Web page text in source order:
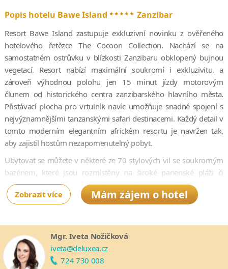
Popis hotelu Bawe Island ***** Zanzibar
Resort Bawe Island zastupuje exkluzivní novinku z ověřeného
hotelového řetězce The Cocoon Collection. Nachází se na
samostatném ostrůvku v blízkosti Zanzibaru obklopený bujnou
vegetací. Resort nabízí maximální soukromí i exkluzivitu, a
zároveň výhodnou polohu jen 15 minut jízdy motorovým
člunem od historického centra zanzibarského hlavního města.
Přistávací plocha pro vrtulník navíc umožňuje snadné spojení s
nejvýznamnějšími tanzanskými safari destinacemi. Každý detail v
tomto moderním elegantním africkém resortu je navržen tak,
aby zajistil hostům nezapomenutelný pobyt.
Ubytovat se můžete v některé ze 70 stylových vil se soukromým
bazénem, které jsou rozmístěny na široké panenské pláži či
přímo nad křišťálově čistou lagunou. Vily vynikají
minimalistickým africkým designem vytvářejícím uvolněnou
concierge od přistání na letišti.
Hotel Bawe Island svým hostům navíc nabízí velkorysý koncept
Dine Around, který zahrnuje bezplatné stravování ve čtyřech
Zobrazit více Mám zájem o hotel
Mgr. Iveta Nožičková
iveta@deluxea.cz
724 730 008